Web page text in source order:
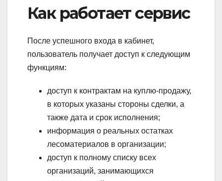
Как работает сервис
После успешного входа в кабинет,
пользователь получает доступ к следующим
функциям:
доступ к контрактам на куплю-продажу,
в которых указаны стороны сделки, а
также дата и срок исполнения;
информация о реальных остатках
лесоматериалов в организации;
доступ к полному списку всех
организаций, занимающихся